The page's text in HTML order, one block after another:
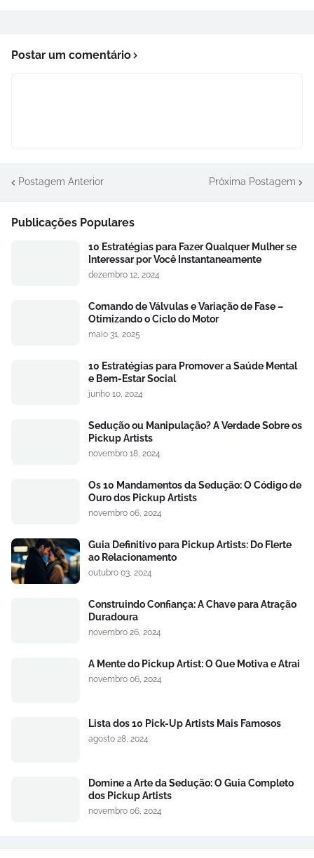
Postar um comentário
Postagem Anterior Próxima Postagem
Publicações Populares
10 Estratégias para Fazer Qualquer Mulher se
Interessar por Você Instantaneamente
dezembro 12, 2024
Comando de Válvulas e Variação de Fase –
Otimizando o Ciclo do Motor
maio 31, 2025
10 Estratégias para Promover a Saúde Mental
e Bem-Estar Social
junho 10, 2024
Sedução ou Manipulação? A Verdade Sobre os
Pickup Artists
novembro 18, 2024
Os 10 Mandamentos da Sedução: O Código de
Ouro dos Pickup Artists
novembro 06, 2024
Guia Definitivo para Pickup Artists: Do Flerte
ao Relacionamento
outubro 03, 2024
Construindo Confiança: A Chave para Atração
Duradoura
novembro 26, 2024
A Mente do Pickup Artist: O Que Motiva e Atrai
novembro 06, 2024
Lista dos 10 Pick-Up Artists Mais Famosos
agosto 28, 2024
Domine a Arte da Sedução: O Guia Completo
dos Pickup Artists
novembro 06, 2024